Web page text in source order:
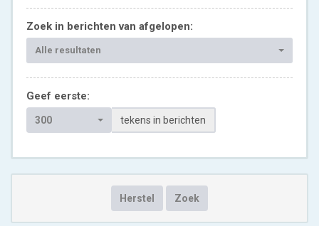
Zoek in berichten van afgelopen:
Alle resultaten
Geef eerste:
300 tekens in berichten
Herstel Zoek